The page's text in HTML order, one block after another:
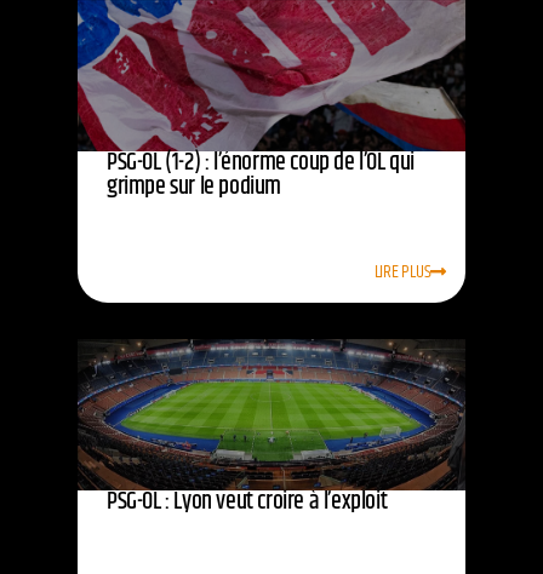
PSG-OL (1-2) : l’énorme coup de l’OL qui
grimpe sur le podium
LIRE PLUS
PSG-OL : Lyon veut croire à l’exploit